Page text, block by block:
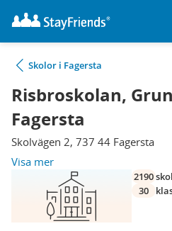
Skolor i Fagersta
Risbroskolan,
Fagersta
Skolvägen 2, 737 44 Fagersta
Visa mer
2190
30